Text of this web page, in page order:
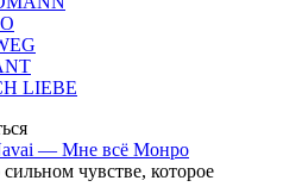
LIEBE
— Мне всё Монро
чувстве, которое